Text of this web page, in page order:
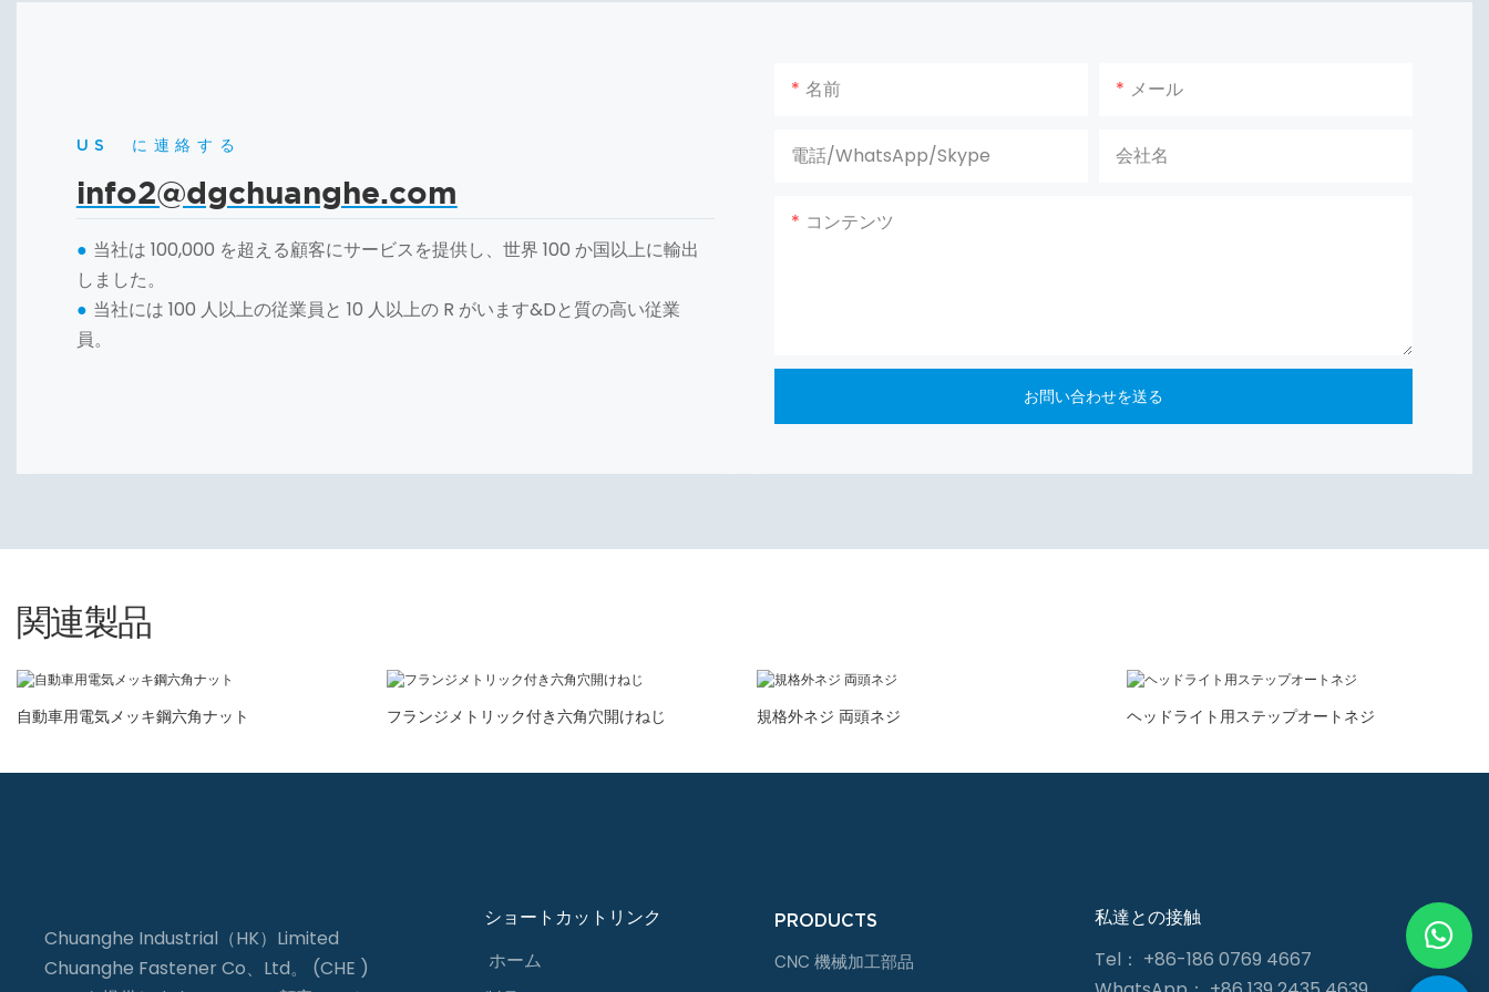
US に連絡する
info2@dgchuanghe.com
● 当社は 100,000 を超える顧客にサービスを提供し、世界 100 か国以上に輸出
しました。
● 当社には 100 人以上の従業員と 10 人以上の R がいます&Dと質の高い従業
員。
名前 メール
電話/WhatsApp/Skype 会社名
コンテンツ
お問い合わせを送る
関連製品
自動車用電気メッキ鋼六角ナット フランジメトリック付き六角穴開けねじ 規格外ネジ 両頭ネジ ヘッドライト用ステップオートネジ
Chuanghe Industrial（HK）Limited
Chuanghe Fastener Co、Ltd。 (CHE )
ショートカットリンク
ホーム
PRODUCTS
CNC 機械加工部品
私達との接触
Tel： +86-186 0769 4667